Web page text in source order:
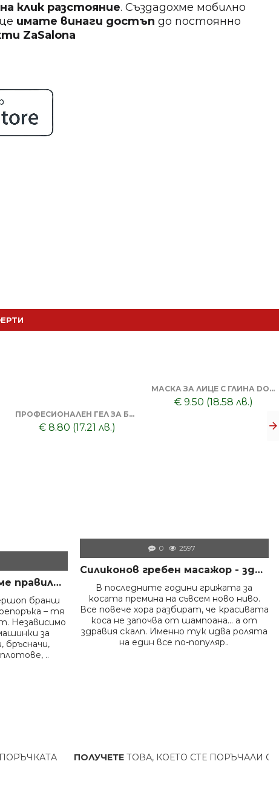
клик разстояние. Създадохме мобилно
имате винаги достъп до постоянно
ZaSalona
ПРОФЕСИОНАЛЕН ГЕЛ ЗА БРЪСНЕНЕ 1000 ML + БРЪСНАЧ ЗА ЕДНОКРАТНИ НОЖЧЕТА + БРЪСНАРСКИ НОЖЧЕТА ASTRA - 5БР
€ 8.80 (17.21 лв.)
МАСКА ЗА ЛИЦЕ С ГЛИНА DORSH + ПОЧИСТВАЩА ЧЕРНА МАСКА ЗА ЛИЦЕ DORSH
€ 9.50 (18.58 лв.)
Как да дезинфекцираме правилно инструментите във фризьорски салон – пълно професионално ръководство
бранш
– тя
Независимо
за
бръсначи,
..
0 2597
Силиконов гребен масажор - здрава коса и скалп
В последните години грижата за
косата премина на съвсем ново ниво.
Все повече хора разбират, че красивата
коса не започва от шампоана… а от
здравия скалп. Именно тук идва ролята
на един все по-популяр..
ПОЛУЧЕТЕ ТОВА, КОЕТО СТЕ ПОРЪЧАЛИСБЪРЗА